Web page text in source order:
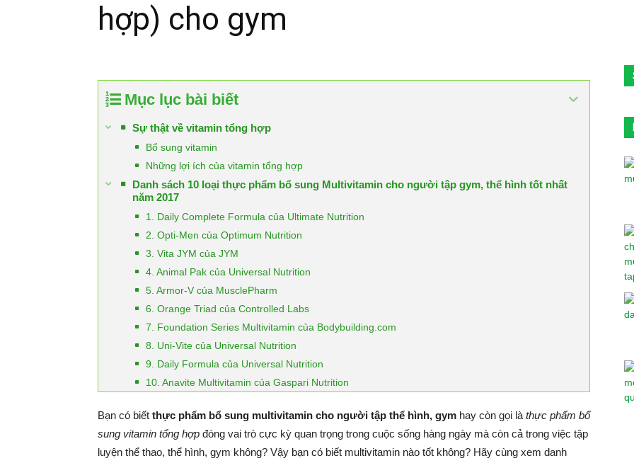
hợp) cho gym
Mục lục bài biết
Sự thật về vitamin tổng hợp
Bổ sung vitamin
Những lợi ích của vitamin tổng hợp
Danh sách 10 loại thực phẩm bổ sung Multivitamin cho người tập gym, thể hình tốt nhất
năm 2017
1. Daily Complete Formula của Ultimate Nutrition
2. Opti-Men của Optimum Nutrition
3. Vita JYM của JYM
4. Animal Pak của Universal Nutrition
5. Armor-V của MusclePharm
6. Orange Triad của Controlled Labs
7. Foundation Series Multivitamin của Bodybuilding.com
8. Uni-Vite của Universal Nutrition
9. Daily Formula của Universal Nutrition
10. Anavite Multivitamin của Gaspari Nutrition
Bạn có biết thực phẩm bổ sung multivitamin cho người tập thể hình, gym hay còn gọi là thực phẩm bổ
sung vitamin tổng hợp đóng vai trò cực kỳ quan trọng trong cuộc sống hàng ngày mà còn cả trong việc tập
luyện thể thao, thể hình, gym không? Vậy bạn có biết multivitamin nào tốt không? Hãy cùng xem danh